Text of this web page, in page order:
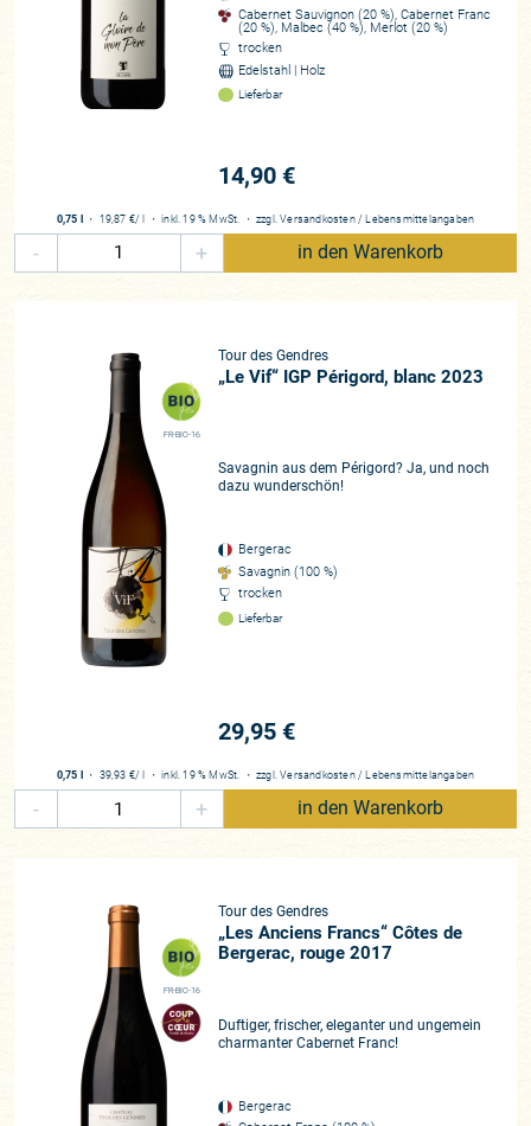
„Natürlich“ findet sich bei allen großen Weinen der Welt die
Ursache ihrer famosen Qualitäten zunächst im
herausragenden Terroir. Und die exzellenten, dabei sehr
unterschiedlichen Böden der Domaine Tour des Gendres in
der Gironde: Lehmige Sandböden vermitteln den Weinen
elegante, seidene Textur und die feine Mineralität
verantwortlich und von kieseligen Granit- und Kalkböden
Zudem hat unser Freund Luc de Conti, die Lichtgestalt des
Bergerac und in Frankreich längst als Winzerikone gefeiert,
die Weinbergarbeit in Bergerac geradezu revolutioniert: eine
strikte Mengenbegrenzung, eine sehr späte und extrem
selektive Ernte in mehreren Durchgängen, um nur auf den
Punkt gereifte Trauben zu lesen, Umstellung auf biologisch-
dynamischen Anbau, um eine tiefe Wurzelung der Rebstöcke
(die im Übrigen aus uraltem, allerbestem genetischen
Material bestehen) zu erreichen sowie eine manuelle
Bearbeitung der extrem gepflegten Böden. Wer jemals die
aufgelockerte, feinkrümelige Bodenstruktur in den
gutseigenen Weinbergen begutachtete und sie durch bloßen
Augenschein mit dem „Beton“ der Nachbarn verglichen hat,
verbirgt und begreift, wie viel harte, körperliche Arbeit hinter
dem Top-Zustand des erstklassigen Terroirs stecken muss.
Mittlerweile besitzen wegen dieser Umstellung alle Weine
deutlich mehr Frische, infolge einer perfekten Säurestruktur
und deutlich weniger Alkohol! Die in jahrelanger, mühevoller
Handarbeit entstandenen „lebenden Böden“ voller
Qualitäten ihrer Beeren selbst zu regulieren. Dazu geben
ihnen die de Contis Gelegenheit durch ihre intensive
Weinbergarbeit im Einklang mit der Natur – und nicht gegen
Luc de Conti, der aktuell seinen Ruhestand genießt, war
zweifellos einer der lebenden Beweise der in Frankreich von
jedem Weinfreund schon quasi mit der Muttermilch
aufgesogenen These, dass der Begriff Terroir weit mehr
Cabernet Sauvignon (20 %), Cabernet Franc
(20 %), Malbec (40 %), Merlot (20 %)
trocken
Edelstahl | Holz
Lieferbar
14,90 €
0,75 l ・ 19,87 €/ l ・inkl. 19 % MwSt. ・ zzgl.Versandkosten / Lebensmittelangaben
- + in den Warenkorb
FR-BIO-16
Tour des Gendres
„Le Vif“ IGP Périgord, blanc 2023
Savagnin aus dem Périgord? Ja, und noch
dazu wunderschön!
Bergerac
Savagnin (100 %)
trocken
Lieferbar
29,95 €
0,75 l ・ 39,93 €/ l ・inkl. 19 % MwSt. ・ zzgl.Versandkosten / Lebensmittelangaben
- + in den Warenkorb
FR-BIO-16
Tour des Gendres
„Les Anciens Francs“ Côtes de
Bergerac, rouge 2017
Duftiger, frischer, eleganter und ungemein
charmanter Cabernet Franc!
Bergerac